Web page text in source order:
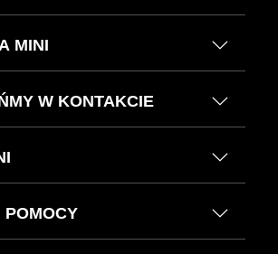
MINI
W KONTAKCIE
POMOCY